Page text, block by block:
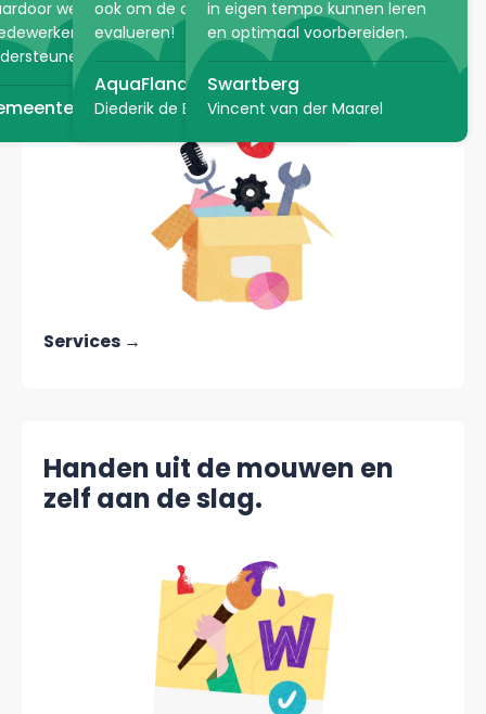
ARTIS
we onze
optimaal kunnen
Den Haag
ook om de cursist te
evalueren!
AquaFlanders
Diederik de Bruyn
in eigen tempo kunnen leren
en optimaal voorbereiden.
Swartberg
Vincent van der Maarel
gehele leerlijn laten
ontwikkelen?
Services →
Handen uit de mouwen en
zelf aan de slag.